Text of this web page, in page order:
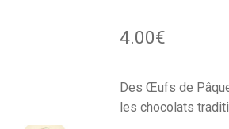
4.00€
Des Œufs de
les chocolats